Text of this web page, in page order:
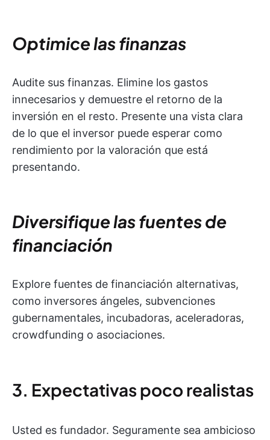
Optimice las finanzas
Audite sus finanzas. Elimine los gastos
innecesarios y demuestre el retorno de la
inversión en el resto. Presente una vista clara
de lo que el inversor puede esperar como
rendimiento por la valoración que está
presentando.
Diversifique las fuentes de
financiación
Explore fuentes de financiación alternativas,
como inversores ángeles, subvenciones
gubernamentales, incubadoras, aceleradoras,
crowdfunding o asociaciones.
3. Expectativas poco realistas
Usted es fundador. Seguramente sea ambicioso